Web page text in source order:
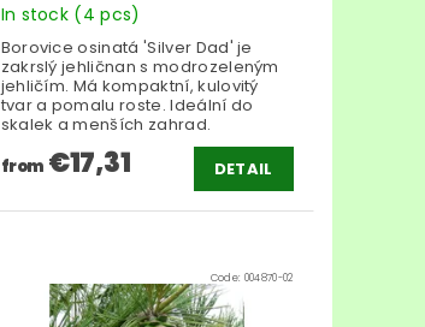
In stock (4 pcs)
Borovice osinatá 'Silver Dad' je
zakrslý jehličnan s modrozeleným
jehličím. Má kompaktní, kulovitý
tvar a pomalu roste. Ideální do
skalek a menších zahrad.
from €17,31 DETAIL
Code: 004870-02